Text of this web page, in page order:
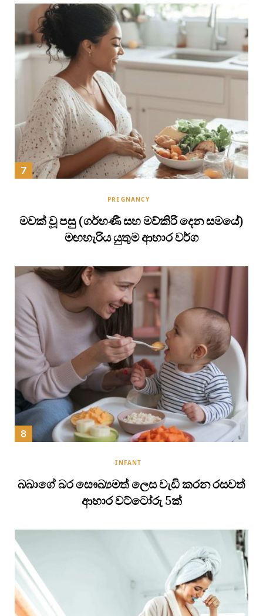
PREGNANCY
මවක් වූ පසු (ගර්භණී සහ මව්කිරි දෙන සමයේ)
මඟහැරිය යුතුම ආහාර වර්ග
INFANT
බබාගේ බර සෞඛ්‍යමත් ලෙස වැඩි කරන රසවත්
ආහාර වට්ටෝරු 5ක්